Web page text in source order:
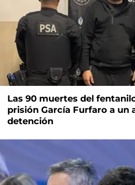
Las 90 muertes del
prisión García Furfaro a un
detención